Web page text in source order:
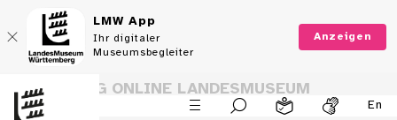
LMW App
Ihr digitaler
Museumsbegleiter
Anzeigen
En
SAMMLUNG ONLINE LANDESMUSEUM
WÜRTTEMBERG